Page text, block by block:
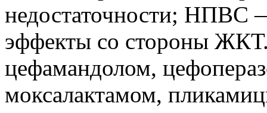
недостаточности; НПВС
эффекты со стороны
цефамандолом,
моксалактамом,